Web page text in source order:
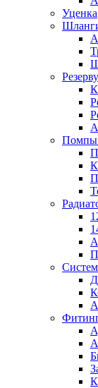
Уценка
Помпы